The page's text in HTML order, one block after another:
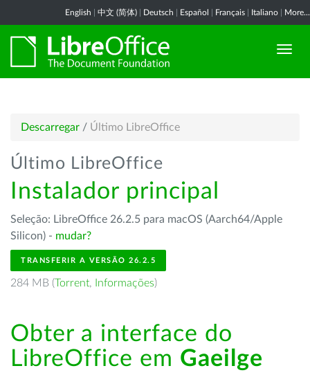
English 中文 (简体) Deutsch Español Français Italiano More...
Descarregar / Último LibreOffice
Último LibreOffice
Instalador principal
Seleção: LibreOffice 26.2.5 para macOS (Aarch64/Apple
Silicon) - mudar?
TRANSFERIR A VERSÃO 26.2.5
284 MB (Torrent, Informações)
Obter a interface do
LibreOffice em Gaeilge